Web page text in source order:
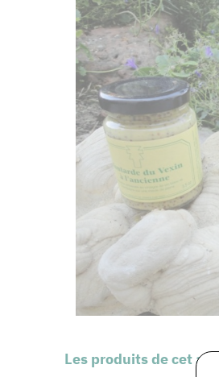
Les produits de cet